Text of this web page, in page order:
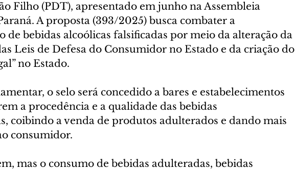
Filho (PDT), apresentado em junho na Assembleia
A proposta (393/2025) busca combater a
de bebidas alcoólicas falsificadas por meio da alteração da
Leis de Defesa do Consumidor no Estado e da criação do
no Estado.
o selo será concedido a bares e estabelecimentos
a procedência e a qualidade das bebidas
coibindo a venda de produtos adulterados e dando mais
consumidor.
mas o consumo de bebidas adulteradas, bebidas